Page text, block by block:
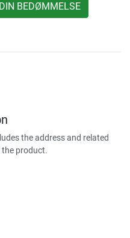
BEDØMMELSE
the address and related
product.